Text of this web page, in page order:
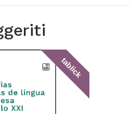
tablick